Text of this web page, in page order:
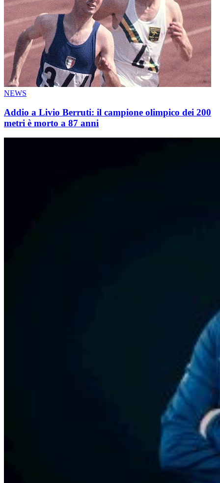
NEWS
Addio a Livio Berruti: il campione olimpico dei 200
metri è morto a 87 anni